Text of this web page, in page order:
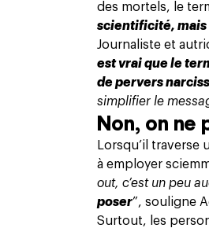
des mortels, le
scientificité, mais
Journaliste et
est vrai que le
de pervers
simplifier le
Non, on ne
Lorsqu’il traverse
à employer
out, c’est un peu
poser”, souligne
Surtout, les